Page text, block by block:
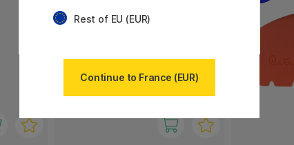
Rest of EU (EUR)
Continue to France (EUR)